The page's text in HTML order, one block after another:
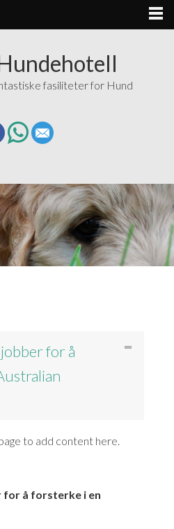
fasiliteter for Hund
for å
to add content here.
for å forsterke i en